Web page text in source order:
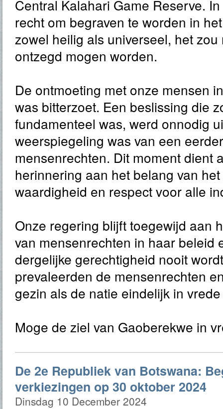
Central Kalahari Game Reserve.
recht om begraven te worden in
zowel heilig als universeel, het
ontzegd mogen worden.
De ontmoeting met onze mensen
was bitterzoet. Een beslissing die
fundamenteel was, werd onnodig
weerspiegeling was van een
mensenrechten. Dit moment dient
herinnering aan het belang van
waardigheid en respect voor alle
Onze regering blijft toegewijd aan
van mensenrechten in haar beleid
dergelijke gerechtigheid nooit
prevaleerden de mensenrechten
gezin als de natie eindelijk in
Moge de ziel van Gaoberekwe in
De 2e Republiek van Botswana:
verkiezingen op 30 oktober 2024
Dinsdag 10 December 2024